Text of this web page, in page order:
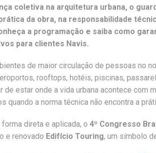
coletiva na arquitetura urbana, o
da obra, na responsabilidade
a programação e saiba como
para clientes Navis.
de maior circulação de pessoas no
rooftops, hotéis, piscinas,
estar onde a vida urbana acontece
quando a norma técnica não encontra a
direta e aplicada, o 4º Congresso
e renovado Edifício Touring, um símbolo